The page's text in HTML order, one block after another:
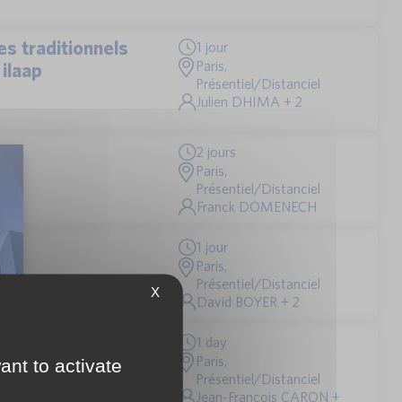
traditionnels
1 jour
Paris,
Présentiel/Distanciel
Julien DHIMA + 2
2 jours
Paris,
Présentiel/Distanciel
Franck DOMENECH
1 jour
Paris,
Présentiel/Distanciel
David BOYER + 2
basics
1 day
Paris,
Présentiel/Distanciel
Jean-François CARON +
X
to activate